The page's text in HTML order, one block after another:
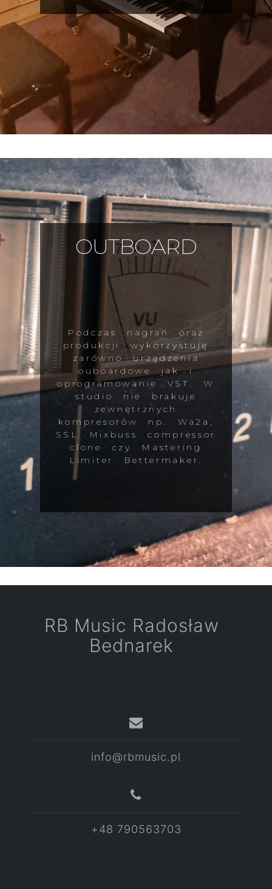
OUTBOARD
Podczas nagrań oraz
produkcji wykorzystuję
zarówno urządzenia
ouboardowe jak i
oprogramowanie VST. W
studio nie brakuje
zewnętrznych
kompresorów np. Wa2a,
SSL Mixbuss compressor
clone czy Mastering
Limiter Bettermaker.
RB Music Radosław
Bednarek
info@rbmusic.pl
+48 790563703